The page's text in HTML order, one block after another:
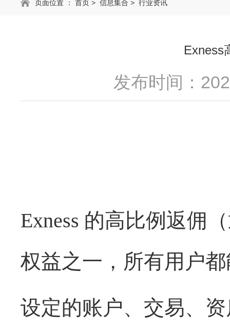
页面位置 ： 首页 > 信息集合 > 行业资讯
Exness
发布时间：
Exness 的高比例返佣
权益之一，所有用户
设定的账户、交易、